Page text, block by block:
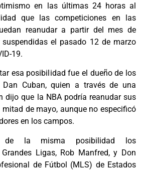
en las últimas 24 horas al
que las competiciones en las
reanudar a partir del mes de
el pasado 12 de marzo
19.
esa posibilidad fue el dueño de los
Dan Cuban, quien a través de una
dijo que la NBA podría reanudar sus
de mayo, aunque no especificó
en los campos.
de la misma posibilidad los
Ligas, Rob Manfred, y Don
de Fútbol (MLS) de Estados